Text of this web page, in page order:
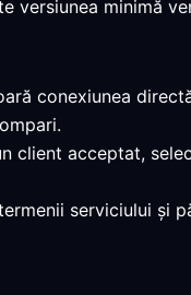
versiunea minimă
conexiunea
client acceptat,
serviciului și